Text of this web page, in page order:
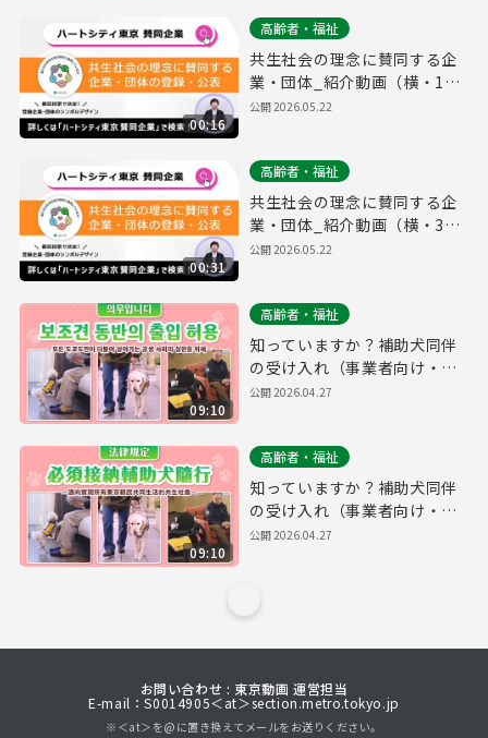
00:16
高齢者・福祉
共生社会の理念に賛同する企
業・団体_紹介動画（横・15
秒ver.）
公開2026.05.22
00:31
高齢者・福祉
共生社会の理念に賛同する企
業・団体_紹介動画（横・30
秒ver.）
公開2026.05.22
09:10
高齢者・福祉
知っていますか？補助犬同伴
の受け入れ（事業者向け・普
及啓発用）（韓国語ver.）
公開2026.04.27
09:10
高齢者・福祉
知っていますか？補助犬同伴
の受け入れ（事業者向け・普
及啓発用）（中国語ver.）
公開2026.04.27
お問い合わせ : 東京動画 運営担当
E-mail：S0014905＜at＞section.metro.tokyo.jp
※＜at＞を@に置き換えてメールをお送りください。